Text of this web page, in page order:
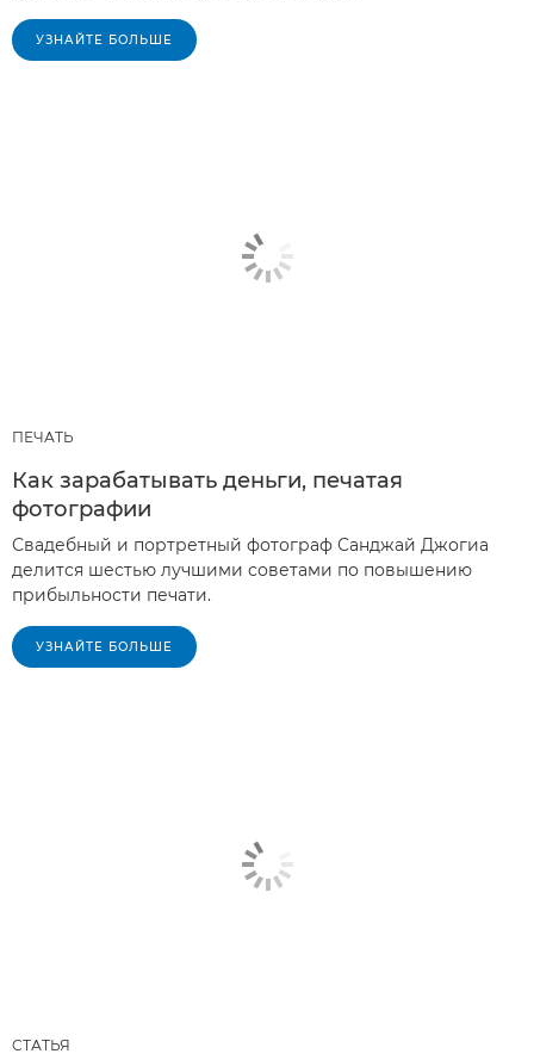
УЗНАЙТЕ БОЛЬШЕ
ПЕЧАТЬ
Как зарабатывать деньги, печатая
фотографии
Свадебный и портретный фотограф Санджай Джогиа
делится шестью лучшими советами по повышению
прибыльности печати.
УЗНАЙТЕ БОЛЬШЕ
СТАТЬЯ